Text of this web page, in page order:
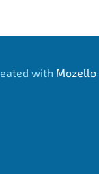
with Mozello